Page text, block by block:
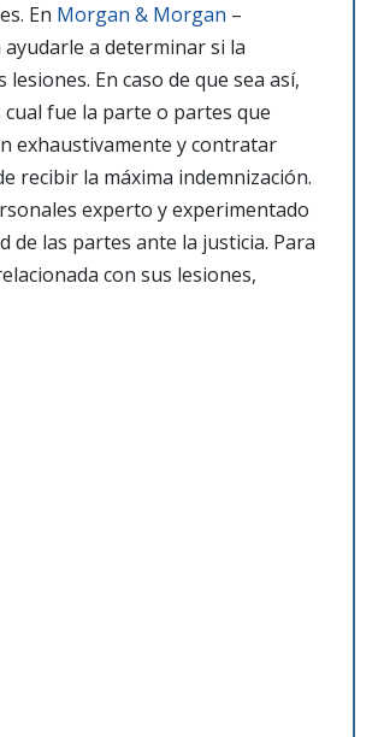
En Morgan & Morgan –
a determinar si la
En caso de que sea así,
fue la parte o partes que
exhaustivamente y contratar
recibir la máxima indemnización.
experto y experimentado
de las partes ante la justicia. Para
con sus lesiones,